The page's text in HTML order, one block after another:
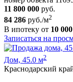
11 800 000 руб.
84 286 руб./м2
В ипотеку от 10 000
Записаться на
Дом, 45.0 м2
Краснодарский